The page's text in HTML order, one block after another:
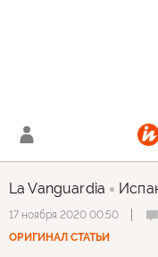
La Vanguardia
17 ноября 2020 00:50
ОРИГИНАЛ СТАТЬИ